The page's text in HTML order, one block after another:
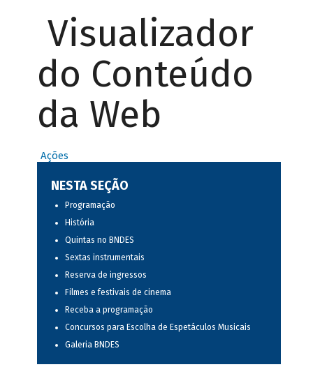
Visualizador
do Conteúdo
da Web
Ações
NESTA SEÇÃO
Programação
História
Quintas no BNDES
Sextas instrumentais
Reserva de ingressos
Filmes e festivais de cinema
Receba a programação
Concursos para Escolha de Espetáculos Musicais
Galeria BNDES